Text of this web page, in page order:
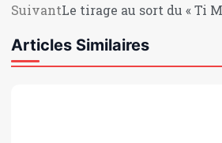
SuivantLe tirage au sort du « Ti
Articles Similaires